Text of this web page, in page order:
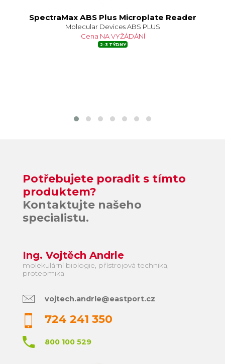
SpectraMax ABS Plus Microplate Reader
Molecular Devices ABS PLUS
Cena NA VYŽÁDÁNÍ
2-3 TÝDNY
Potřebujete poradit s tímto
produktem?
Kontaktujte našeho
specialistu.
Ing. Vojtěch Andrle
molekulární biologie, přístrojová technika,
proteomika
vojtech.andrle@eastport.cz
724 241 350
800 100 529